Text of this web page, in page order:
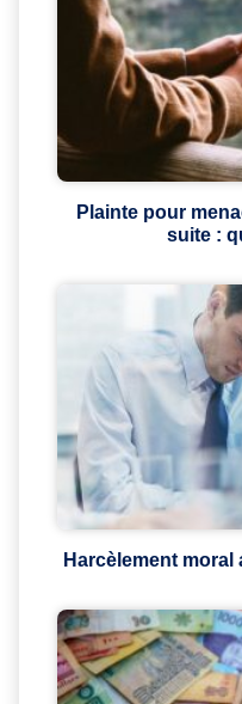
Plainte pour
suite :
Harcèlement